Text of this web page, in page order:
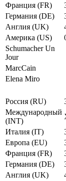
Франция (FR)
Германия (DE)
Англия (UK)
Америка (US)
Schumacher Un
Jour
MarcCain
Elena Miro
Россия (RU)
Международный
(INT)
Италия (IT)
Европа (EU)
Франция (FR)
Германия (DE)
Англия (UK)